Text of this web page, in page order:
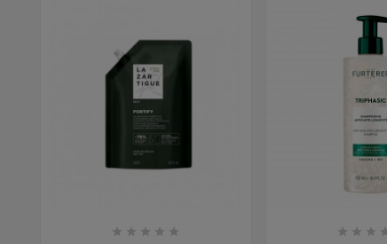
       